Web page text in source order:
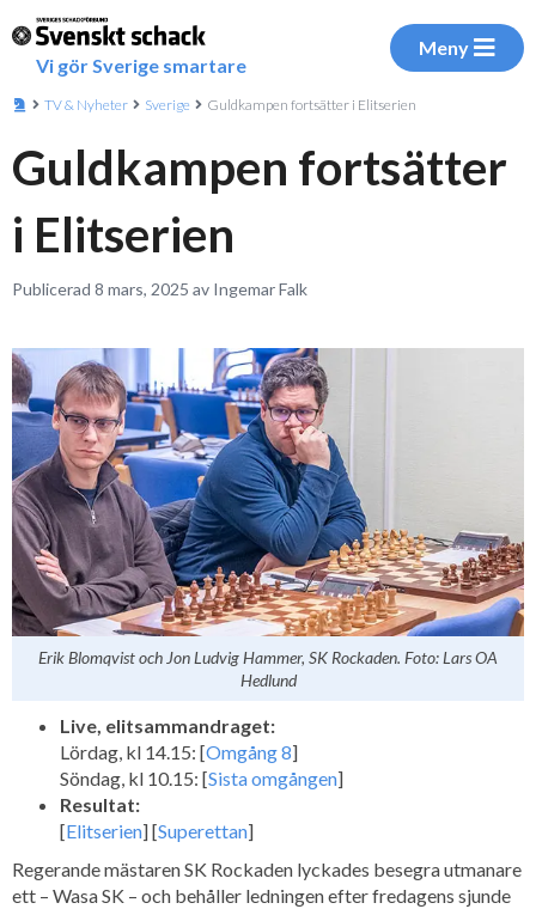
Vi gör Sverige smartare
Meny
TV & Nyheter Sverige Guldkampen fortsätter i Elitserien
Guldkampen fortsätter
i Elitserien
Publicerad 8 mars, 2025 av Ingemar Falk
Erik Blomqvist och Jon Ludvig Hammer, SK Rockaden. Foto: Lars OA
Hedlund
Live, elitsammandraget:
Lördag, kl 14.15: [Omgång 8]
Söndag, kl 10.15: [Sista omgången]
Resultat:
[Elitserien] [Superettan]
Regerande mästaren SK Rockaden lyckades besegra utmanare
ett – Wasa SK – och behåller ledningen efter fredagens sjunde